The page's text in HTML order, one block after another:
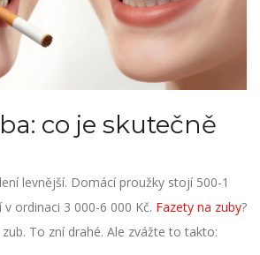
co je skutečně
levnější. Domácí proužky stojí 500-1
v ordinaci 3 000-6 000 Kč. Fazety na zuby?
To zní drahé. Ale zvážte to takto: